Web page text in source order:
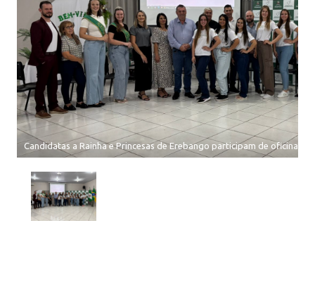
Candidatas a Rainha e Princesas de Erebango participam de oficinas